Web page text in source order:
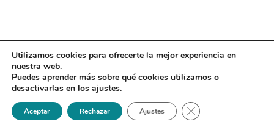
Utilizamos cookies para ofrecerte la mejor experiencia en
nuestra web.
Puedes aprender más sobre qué cookies utilizamos o
desactivarlas en los ajustes.
Aceptar Rechazar Ajustes Cerrar el banner de